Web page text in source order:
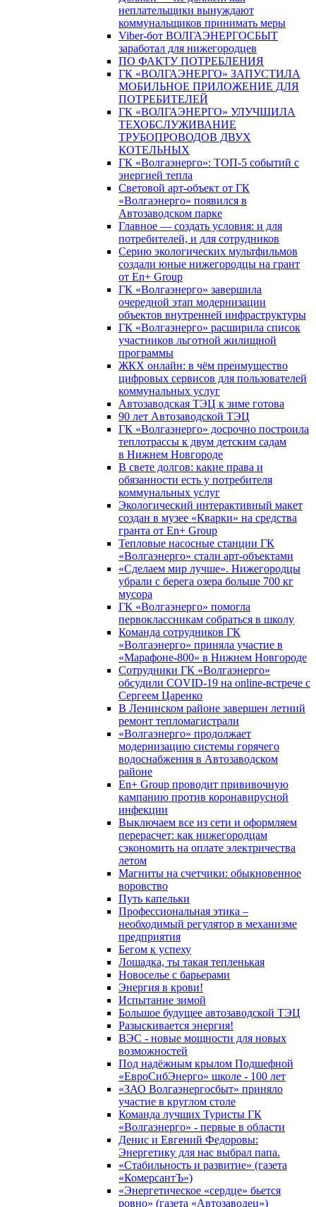
неплательщики вынуждают
коммунальщиков принимать меры
Viber-бот ВОЛГАЭНЕРГОСБЫТ
заработал для нижегородцев
ПО ФАКТУ ПОТРЕБЛЕНИЯ
ГК «ВОЛГАЭНЕРГО» ЗАПУСТИЛА
МОБИЛЬНОЕ ПРИЛОЖЕНИЕ ДЛЯ
ПОТРЕБИТЕЛЕЙ
ГК «ВОЛГАЭНЕРГО» УЛУЧШИЛА
ТЕХОБСЛУЖИВАНИЕ
ТРУБОПРОВОДОВ ДВУХ
КОТЕЛЬНЫХ
ГК «Волгаэнерго»: ТОП-5 событий с
энергией тепла
Световой арт-объект от ГК
«Волгаэнерго» появился в
Автозаводском парке
Главное — создать условия: и для
потребителей, и для сотрудников
Серию экологических мультфильмов
создали юные нижегородцы на грант
от En+ Group
ГК «Волгаэнерго» завершила
очередной этап модернизации
объектов внутренней инфраструктуры
ГК «Волгаэнерго» расширила список
участников льготной жилищной
программы
ЖКХ онлайн: в чём преимущество
цифровых сервисов для пользователей
коммунальных услуг
Автозаводская ТЭЦ к зиме готова
90 лет Автозаводской ТЭЦ
ГК «Волгаэнерго» досрочно построила
теплотрассы к двум детским садам
в Нижнем Новгороде
В свете долгов: какие права и
обязанности есть у потребителя
коммунальных услуг
Экологический интерактивный макет
создан в музее «Кварки» на средства
гранта от En+ Group
Тепловые насосные станции ГК
«Волгаэнерго» стали арт-объектами
«Сделаем мир лучше». Нижегородцы
убрали с берега озера больше 700 кг
мусора
ГК «Волгаэнерго» помогла
первоклассникам собраться в школу
Команда сотрудников ГК
«Волгаэнерго» приняла участие в
«Марафоне-800» в Нижнем Новгороде
Сотрудники ГК «Волгаэнерго»
обсудили COVID-19 на online-встрече с
Сергеем Царенко
В Ленинском районе завершен летний
ремонт тепломагистрали
«Волгаэнерго» продолжает
модернизацию системы горячего
водоснабжения в Автозаводском
районе
En+ Group проводит прививочную
кампанию против коронавирусной
инфекции
Выключаем все из сети и оформляем
перерасчет: как нижегородцам
сэкономить на оплате электричества
летом
Магниты на счетчики: обыкновенное
воровство
Путь капельки
Профессиональная этика –
необходимый регулятор в механизме
предприятия
Бегом к успеху
Лошадка, ты такая тепленькая
Новоселье с барьерами
Энергия в крови!
Испытание зимой
Большое будущее автозаводской ТЭЦ
Разыскивается энергия!
ВЭС - новые мощности для новых
возможностей
Под надёжным крылом Подшефной
«ЕвроСибЭнерго» школе - 100 лет
«ЗАО Волгаэнергосбыт» приняло
участие в круглом столе
Команда лучших Туристы ГК
«Волгаэнерго» - первые в области
Денис и Евгений Федоровы:
Энергетику для нас выбрал папа.
«Стабильность и развитие» (газета
«КомерсантЪ»)
«Энергетическое «сердце» бьется
ровно» (газета «Автозаводец»)